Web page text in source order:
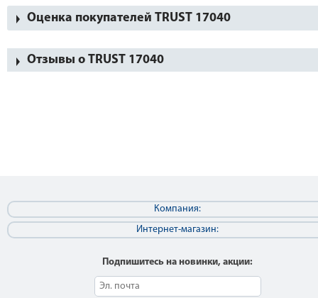
Оценка покупателей TRUST 17040
Отзывы о TRUST 17040
Компания:
Интернет-магазин:
Подпишитесь на новинки, акции: